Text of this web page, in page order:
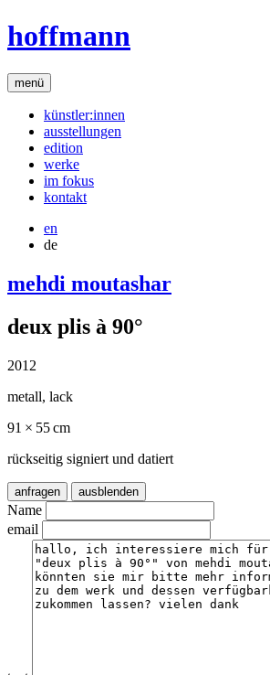
hoffmann
menü
künstler:innen
ausstellungen
edition
werke
im fokus
kontakt
en
de
mehdi moutashar
deux plis à 90°
2012
metall, lack
91 × 55 cm
rückseitig signiert und datiert
anfragen ausblenden
Name
email